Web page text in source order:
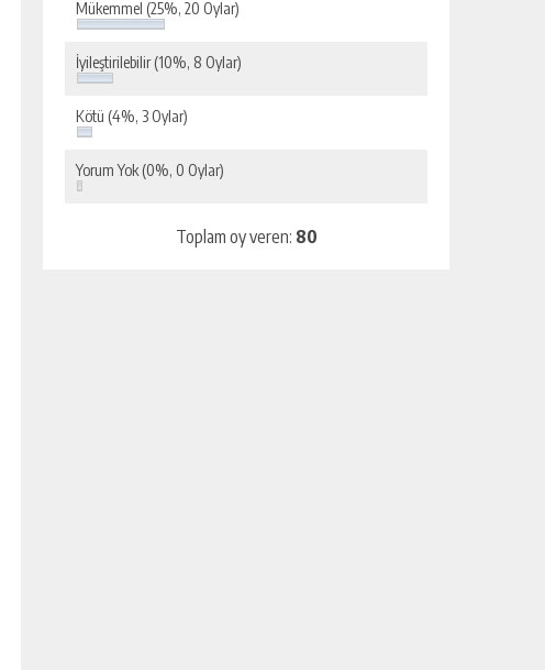
Mükemmel (25%, 20 Oylar)
İyileştirilebilir(10%, 8 Oylar)
Kötü (4%, 3 Oylar)
Yorum Yok (0%, 0 Oylar)
Toplam oy veren: 80